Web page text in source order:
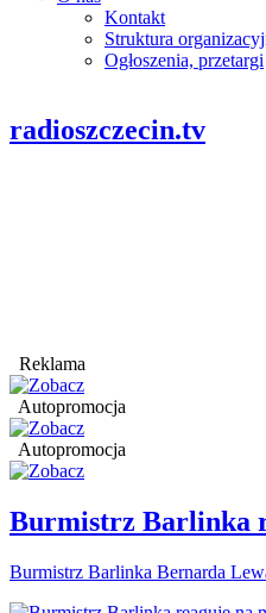
Kontakt
Struktura
Ogłoszenia, przetargi
radioszczecin.tv
Reklama
Autopromocja
Autopromocja
Burmistrz Barlinka
Burmistrz Barlinka Bernarda